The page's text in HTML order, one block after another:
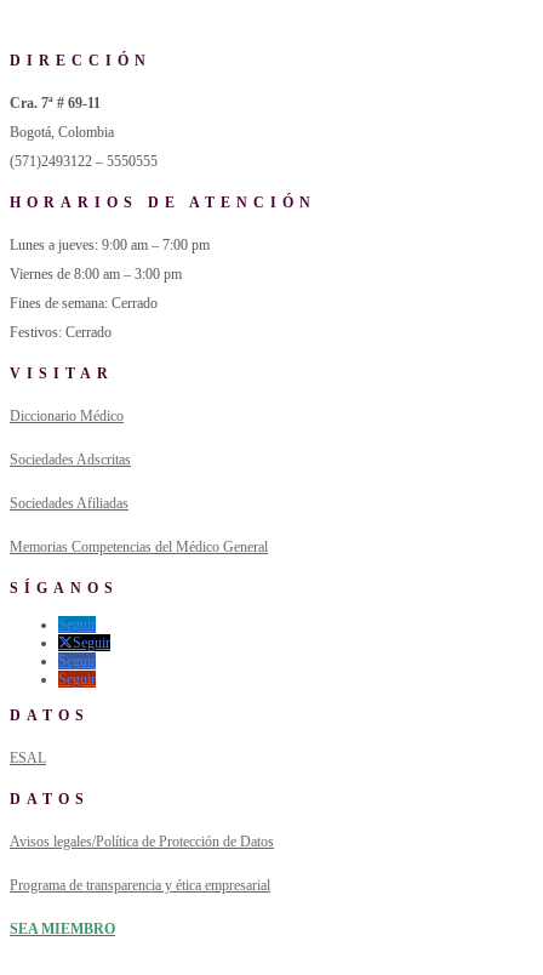
DIRECCIÓN
Cra. 7ª # 69-11
Bogotá, Colombia
(571)2493122 – 5550555
HORARIOS DE ATENCIÓN
Lunes a jueves: 9:00 am – 7:00 pm
Viernes de 8:00 am – 3:00 pm
Fines de semana: Cerrado
Festivos: Cerrado
VISITAR
Diccionario Médico
Sociedades Adscritas
Sociedades Afiliadas
Memorias Competencias del Médico General
SÍGANOS
Seguir
Seguir
Seguir
Seguir
DATOS
ESAL
DATOS
Avisos legales/Política de Protección de Datos
Programa de transparencia y ética empresarial
SEA MIEMBRO